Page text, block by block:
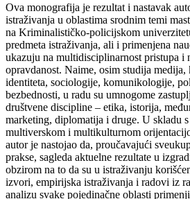
Ova monografija je rezultat i nastavak
istraživanja u oblastima srodnim temi
na Kriminalističko-policijskom
predmeta istraživanja, ali i primenjena
ukazuju na multidisciplinarnost pristupa i
opravdanost. Naime, osim studija
identiteta, sociologije, komunikologije,
bezbednosti, u radu su umnogome
društvene discipline ‒ etika, istorija,
marketing, diplomatija i druge. U skladu
multiverskom i multikulturnom
autor je nastojao da, proučavajući
prakse, sagleda aktuelne rezultate u
obzirom na to da su u istraživanju
izvori, empirijska istraživanja i radovi iz
analizu svake pojedinačne oblasti